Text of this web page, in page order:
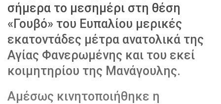
σήμερα το μεσημέρι στη θέση
«Γουβό» του Ευπαλίου μερικές
εκατοντάδες μέτρα ανατολικά της
Αγίας Φανερωμένης και του εκεί
κοιμητηρίου της Μανάγουλης.
Αμέσως κινητοποιήθηκε η